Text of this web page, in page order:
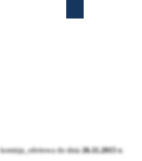
komisja_ofertowa do dnia 26.11.2015 r.